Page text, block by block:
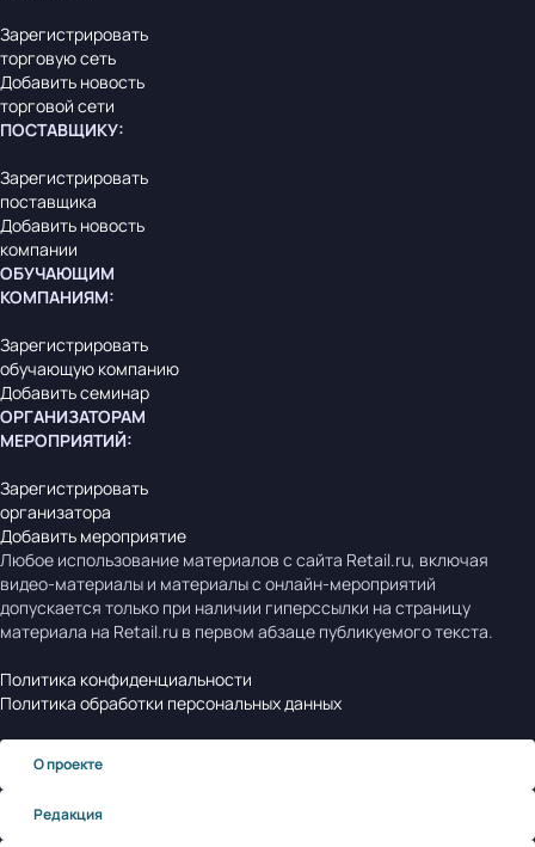
Зарегистрировать
торговую сеть
Добавить новость
торговой сети
ПОСТАВЩИКУ:
Зарегистрировать
поставщика
Добавить новость
компании
ОБУЧАЮЩИМ
КОМПАНИЯМ:
Зарегистрировать
обучающую компанию
Добавить семинар
ОРГАНИЗАТОРАМ
МЕРОПРИЯТИЙ:
Зарегистрировать
организатора
Добавить мероприятие
Любое использование материалов с сайта Retail.ru, включая
видео-материалы и материалы с онлайн-мероприятий
допускается только при наличии гиперссылки на страницу
материала на Retail.ru в первом абзаце публикуемого текста.
Политика конфиденциальности
Политика обработки персональных данных
О проекте
Редакция